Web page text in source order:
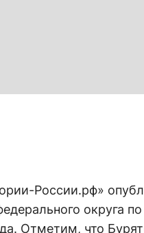
России.рф»
округа
Отметим, что